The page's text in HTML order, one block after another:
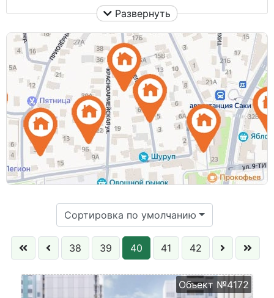
Площадь общая:
Улица: Ничего не выбрано
Кол. комнат:
Цена:
Этаж:
Развернуть
Сортировка по умолчанию
38 39 40 41 42
Объект №4172